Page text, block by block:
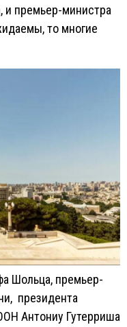
и премьер-министра
то многие
Шольца, премьер-
президента
Антониу Гутерриша